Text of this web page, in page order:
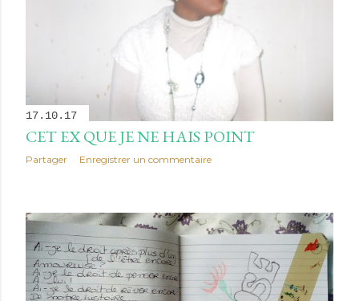
17.10.17
CET EX QUE JE NE HAIS POINT
Partager Enregistrer un commentaire